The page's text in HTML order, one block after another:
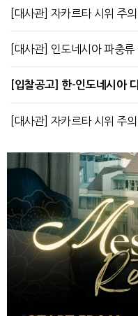
[대사관] 자카르타 시위 주
[대사관] 인도네시아 파충
[입찰공고] 한-인도네시아
[대사관] 자카르타 시위 주